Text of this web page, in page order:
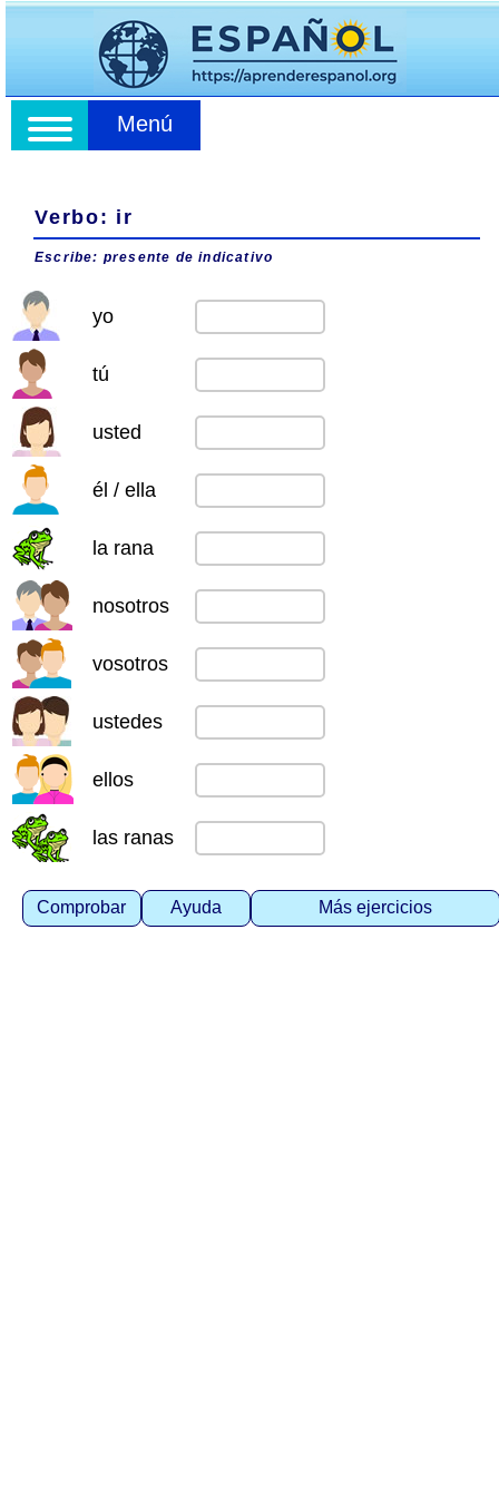
Menú
Verbo: ir
Escribe: presente de indicativo
yo
tú
usted
él / ella
la rana
nosotros
vosotros
ustedes
ellos
las ranas
Comprobar Ayuda Más ejercicios